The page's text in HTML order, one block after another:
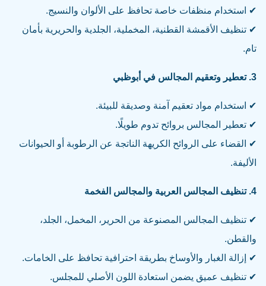
✔ استخدام منظفات خاصة تحافظ على الألوان والنسيج.
✔ تنظيف الأقمشة القطنية، المخملية، الجلدية والحريرية بأمان
تام.
3. تعطير وتعقيم المجالس في أبوظبي
✔ استخدام مواد تعقيم آمنة وصديقة للبيئة.
✔ تعطير المجالس بروائح تدوم طويلًا.
✔ القضاء على الروائح الكريهة الناتجة عن الرطوبة أو الحيوانات
الأليفة.
4. تنظيف المجالس العربية والمجالس الفخمة
✔ تنظيف المجالس المصنوعة من الحرير، المخمل، الجلد،
والقطن.
✔ إزالة الغبار والأوساخ بطريقة احترافية تحافظ على الخامات.
✔ تنظيف عميق يضمن استعادة اللون الأصلي للمجلس.